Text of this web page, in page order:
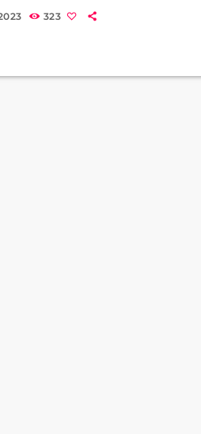
die Stiftung deshalb gerade
323